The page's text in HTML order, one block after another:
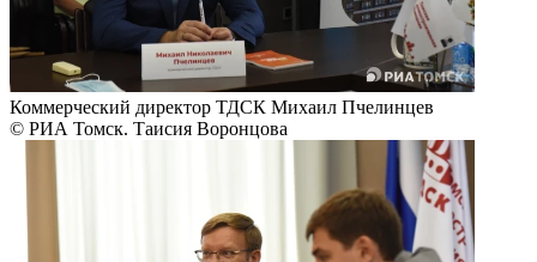
Коммерческий директор ТДСК Михаил Пчелинцев
© РИА Томск. Таисия Воронцова